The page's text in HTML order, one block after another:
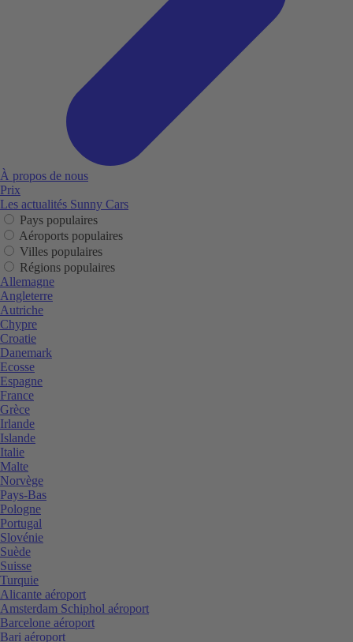
À propos de nous
Prix
Les actualités Sunny Cars
Pays populaires
Aéroports populaires
Villes populaires
Régions populaires
Allemagne
Angleterre
Autriche
Chypre
Croatie
Danemark
Ecosse
Espagne
France
Grèce
Irlande
Islande
Italie
Malte
Norvège
Pays-Bas
Pologne
Portugal
Slovénie
Suède
Suisse
Turquie
Alicante aéroport
Amsterdam Schiphol aéroport
Barcelone aéroport
Bari aéroport